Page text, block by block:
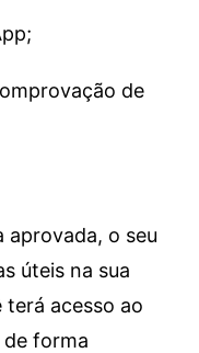
de
aprovada, o seu
úteis na sua
acesso ao
forma